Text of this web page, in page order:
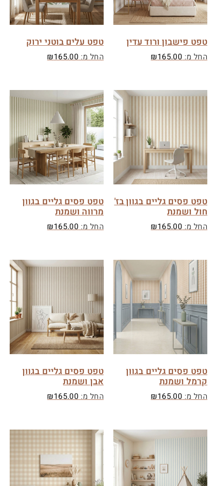
טפט פישבון ורוד עדין
החל מ: ₪165.00
טפט עלים בוטני ירוק
החל מ: ₪165.00
טפט פסים גליים בגוון בז'
חול ושמנת
החל מ: ₪165.00
טפט פסים גליים בגוון
מרווה ושמנת
החל מ: ₪165.00
טפט פסים גליים בגוון
קרמל ושמנת
החל מ: ₪165.00
טפט פסים גליים בגוון
אבן ושמנת
החל מ: ₪165.00